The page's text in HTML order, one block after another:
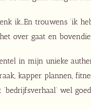
ik…En trouwens ‘ik
over gaat en
in mijn unieke
kapper plannen,
wel